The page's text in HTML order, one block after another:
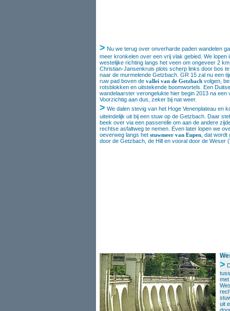
> Nu we terug over onverharde paden wandelen
meer kronkelen over een vrij vlak gebied. We lopen
westelijke richting langs het veen om ongeveer 2
Christian-Jansenkruis plots scherp links door bos
naar de murmelende Getzbach. GR 15 zal nu een
ruw pad boven de vallei van de Getzbach volgen,
rotsblokken en uitstekende boomwortels. Een Duitse
wandelaarster verongelukte hier begin 2013 na een
Voorzichtig aan dus, zeker bij nat weer.
> We dalen stevig van het Hoge Venenplateau en
uiteindelijk uit bij een stuw op de Getzbach. Daar
beek over via een passerelle om aan de andere
rechtse asfaltweg te nemen. Even later lopen we
oeverweg langs het stuwmeer van Eupen , dat wordt
door de Getzbach, de Hill en vooral door de Weser
>
uit